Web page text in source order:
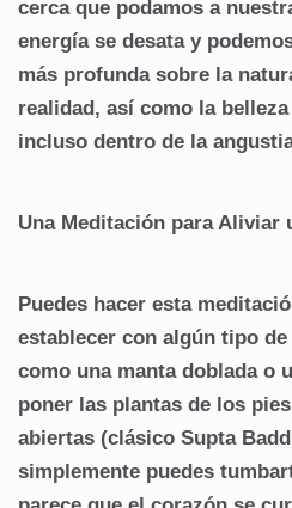
cerca que podamos a
energía se desata y
más profunda sobre la
realidad, así como la
incluso dentro de la
Una Meditación para Aliviar
Puedes hacer esta
establecer con algún tipo
como una manta doblada o
poner las plantas de los
abiertas (clásico Supta
simplemente puedes